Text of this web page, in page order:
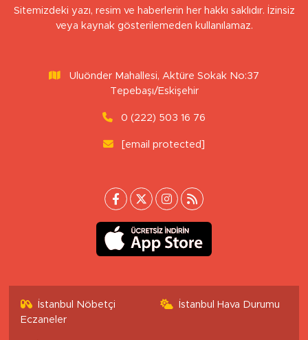
Sitemizdeki yazı, resim ve haberlerin her hakkı saklıdır. İzinsiz
veya kaynak gösterilemeden kullanılamaz.
Uluönder Mahallesi, Aktüre Sokak No:37
Tepebaşı/Eskişehir
0 (222) 503 16 76
[email protected]
İstanbul Nöbetçi
Eczaneler
İstanbul Hava Durumu